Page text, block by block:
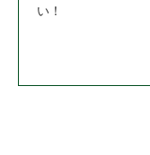
い！